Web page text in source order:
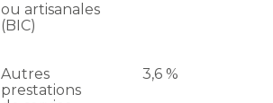
ou artisanales
(BIC)
Autres
prestations
3,6 %